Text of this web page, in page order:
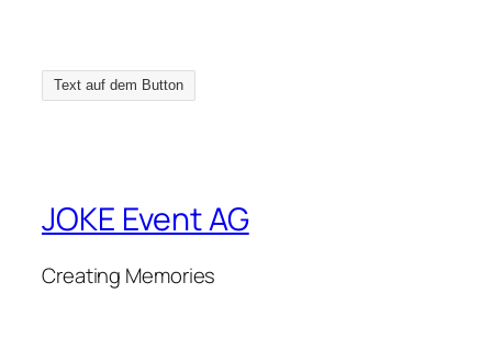
Text auf dem Button
JOKE Event AG
Creating Memories